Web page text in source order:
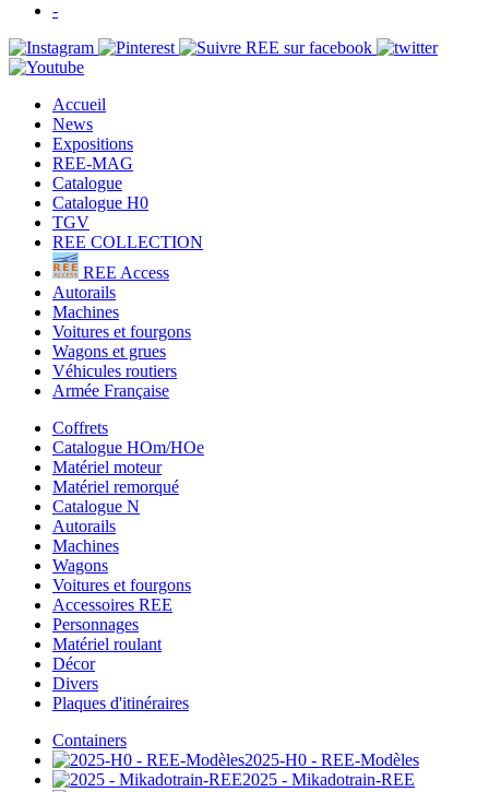
-
Accueil
News
Expositions
REE-MAG
Catalogue
Catalogue H0
TGV
REE COLLECTION
REE Access
Autorails
Machines
Voitures et fourgons
Wagons et grues
Véhicules routiers
Armée Française
Coffrets
Catalogue HOm/HOe
Matériel moteur
Matériel remorqué
Catalogue N
Autorails
Machines
Wagons
Voitures et fourgons
Accessoires REE
Personnages
Matériel roulant
Décor
Divers
Plaques d'itinéraires
Containers
2025-H0 - REE-Modèles
2025 - Mikadotrain-REE